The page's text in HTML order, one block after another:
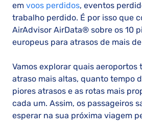
em voos perdidos, eventos
trabalho perdido. É por isso que
AirAdvisor AirData® sobre os 10
europeus para atrasos de mais
Vamos explorar quais aeroportos
atraso mais altas, quanto tempo
piores atrasos e as rotas mais
cada um. Assim, os passageiros
esperar na sua próxima viagem